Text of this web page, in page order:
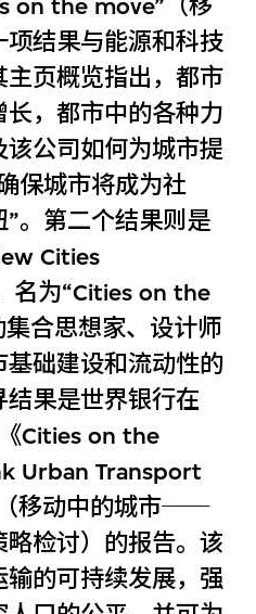
on the move”（移
结果与能源和科技
页概览指出，都市
，都市中的各种力
公司如何为城市提
保城市将成为社
。第二个结果则是
Cities
名为“Cities on the
合思想家、设计师
础建设和流动性的
果是世界银行在
Cities on the
Urban Transport
移动中的城市──
检讨）的报告。该
的可持续发展，强